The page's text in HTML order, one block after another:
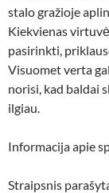
stalo gražioje
Kiekvienas
pasirinkti,
Visuomet verta
norisi, kad baldai
ilgiau.
Informacija apie
Straipsnis